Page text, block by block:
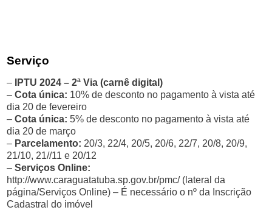
Serviço
–
IPTU 2024 – 2ª Via (carnê digital)
–Cota única: 10% de desconto no pagamento à vista até
dia 20 de fevereiro
–Cota única: 5% de desconto no pagamento à vista até
dia 20 de março
– Parcelamento: 20/3, 22/4, 20/5, 20/6, 22/7, 20/8, 20/9,
21/10, 21//11 e 20/12
–Serviços Online:
http://www.caraguatatuba.sp.gov.br/pmc/ (lateral da
página/Serviços Online) – É necessário o nº da Inscrição
Cadastral do imóvel